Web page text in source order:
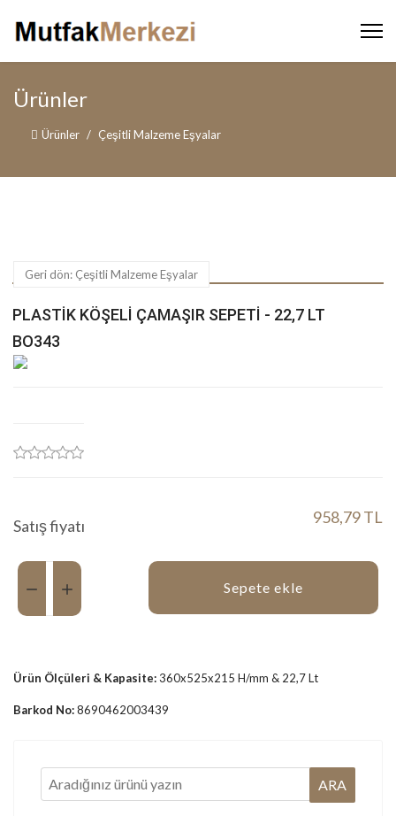
Ürünler
Ürünler Çeşitli Malzeme Eşyalar
Geri dön: Çeşitli Malzeme Eşyalar
PLASTIK KÖŞELI ÇAMAŞIR SEPETI - 22,7 LT
BO343
Satış fiyatı 958,79 TL
Miktar:
Sepete ekle
Ürün Ölçüleri & Kapasite:360x525x215 H/mm & 22,7 Lt
Barkod No:8690462003439